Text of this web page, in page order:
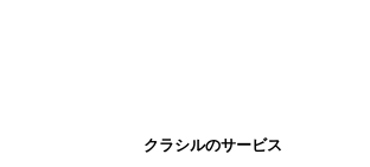
クラシルのサービス